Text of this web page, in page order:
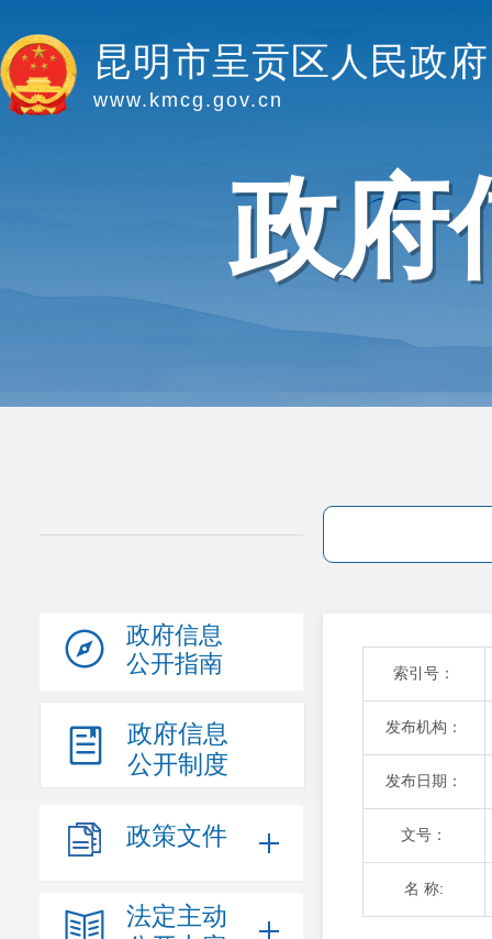
昆明市呈贡区人民政府
www.kmcg.gov.cn
政府
政府信息
公开指南
政府信息
公开制度
政策文件
法定主动
索引号：
发布机构：
发布日期：
文号：
名 称: